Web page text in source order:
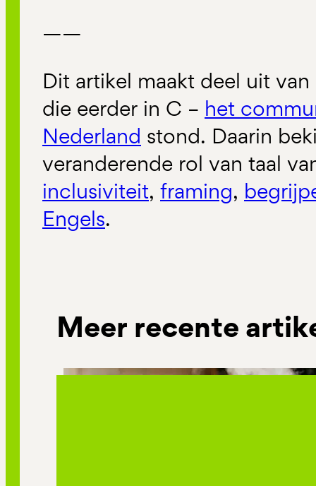
——
Dit artikel maakt deel uit
die eerder in C – het
Nederland stond. Daarin
veranderende rol van taal
inclusiviteit, framing,
Engels.
Meer recente